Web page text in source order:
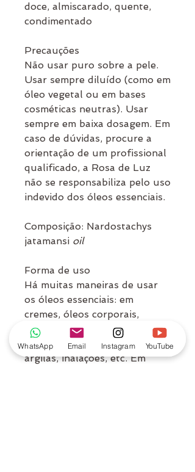
doce, almiscarado, quente,
condimentado
Precauções
Não usar puro sobre a pele.
Usar sempre diluído (como em
óleo vegetal ou em bases
cosméticas neutras). Usar
sempre em baixa dosagem. Em
caso de dúvidas, procure a
orientação de um profissional
qualificado, a Rosa de Luz
não se responsabiliza pelo uso
indevido dos óleos essenciais.
Composição: Nardostachys
jatamansi oil
Forma de uso
Há muitas maneiras de usar
os óleos essenciais: em
cremes, óleos corporais,
massagem, banhos,
compressas, escalda-pés,
argilas, inalações, etc. Em
WhatsApp Email Instagram YouTube